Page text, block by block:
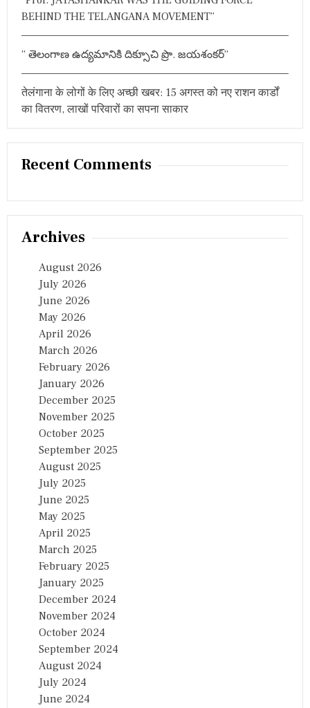
BEHIND THE TELANGANA MOVEMENT”
” తెలంగాణ ఉద్యమానికి దిక్సూచి ప్రొ. జయశంకర్”
तेलंगाना के लोगों के लिए अच्छी खबर: 15 अगस्त को नए राशन कार्डों
का वितरण, लाखों परिवारों का सपना साकार
Recent Comments
Archives
August 2026
July 2026
June 2026
May 2026
April 2026
March 2026
February 2026
January 2026
December 2025
November 2025
October 2025
September 2025
August 2025
July 2025
June 2025
May 2025
April 2025
March 2025
February 2025
January 2025
December 2024
November 2024
October 2024
September 2024
August 2024
July 2024
June 2024